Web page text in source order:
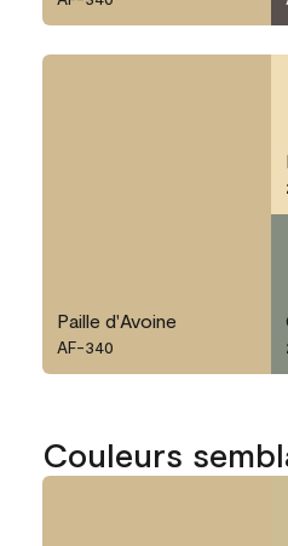
Paille d'Avoine
AF-340
Couleurs